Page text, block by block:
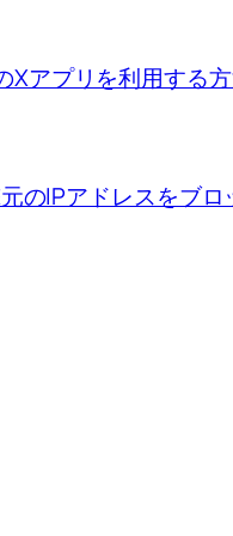
Xアプリを利用する
のIPアドレスをブロ